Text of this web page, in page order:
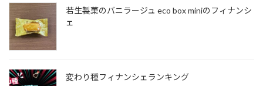
若生製菓のバニラージュ eco box miniのフィナンシ
ェ
変わり種フィナンシェランキング